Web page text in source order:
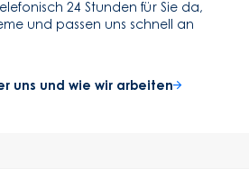
24 Stunden für Sie da,
und passen uns schnell an
uns und wie wir arbeiten